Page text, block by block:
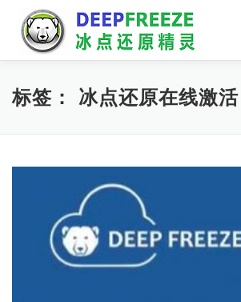
content
首页 功能 产品及业务范围
标签： 冰点还原在线激活